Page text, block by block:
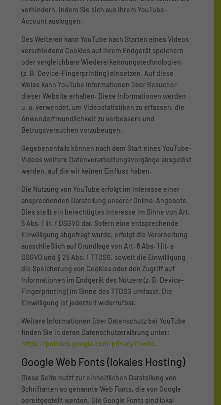
verhindern, indem Sie sich aus Ihrem YouTube-
Account ausloggen.
Des Weiteren kann YouTube nach Starten eines Videos
verschiedene Cookies auf Ihrem Endgerät speichern
oder vergleichbare Wiedererkennungstechnologien
(z. B. Device-Fingerprinting) einsetzen. Auf diese
Weise kann YouTube Informationen über Besucher
dieser Website erhalten. Diese Informationen werden
u. a. verwendet, um Videostatistiken zu erfassen, die
Anwenderfreundlichkeit zu verbessern und
Betrugsversuchen vorzubeugen.
Gegebenenfalls können nach dem Start eines YouTube-
Videos weitere Datenverarbeitungsvorgänge ausgelöst
werden, auf die wir keinen Einfluss haben.
Die Nutzung von YouTube erfolgt im Interesse einer
ansprechenden Darstellung unserer Online-Angebote.
Dies stellt ein berechtigtes Interesse im Sinne von Art.
6 Abs. 1 lit. f DSGVO dar. Sofern eine entsprechende
Einwilligung abgefragt wurde, erfolgt die Verarbeitung
ausschließlich auf Grundlage von Art. 6 Abs. 1 lit. a
DSGVO und § 25 Abs. 1 TTDSG, soweit die Einwilligung
die Speicherung von Cookies oder den Zugriff auf
Informationen im Endgerät des Nutzers (z. B. Device-
Fingerprinting) im Sinne des TTDSG umfasst. Die
Einwilligung ist jederzeit widerrufbar.
Weitere Informationen über Datenschutz bei YouTube
finden Sie in deren Datenschutzerklärung unter:
https://policies.google.com/privacy?hl=de.
Google Web Fonts (lokales Hosting)
Diese Seite nutzt zur einheitlichen Darstellung von
Schriftarten so genannte Web Fonts, die von Google
bereitgestellt werden. Die Google Fonts sind lokal